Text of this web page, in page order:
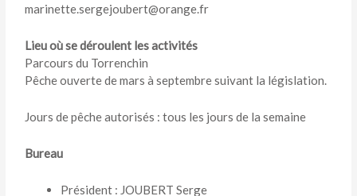
marinette.sergejoubert@orange.fr
Lieu où se déroulent les activités
Parcours du Torrenchin
Pêche ouverte de mars à septembre suivant la législation.
Jours de pêche autorisés : tous les jours de la semaine
Bureau
Président : JOUBERT Serge